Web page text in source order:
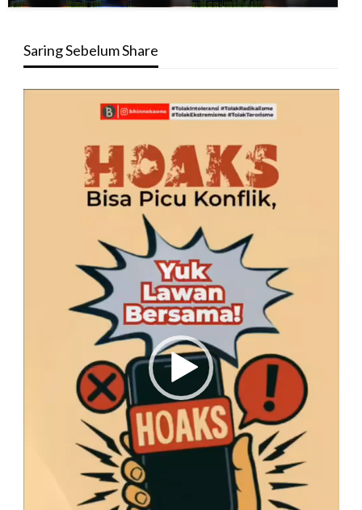
Saring Sebelum Share